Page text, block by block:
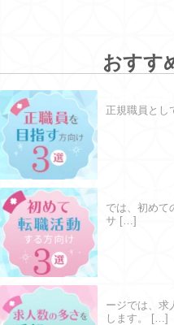
おすす
正規職員と
では、初めて
サ […]
ージでは、求
します。 […]